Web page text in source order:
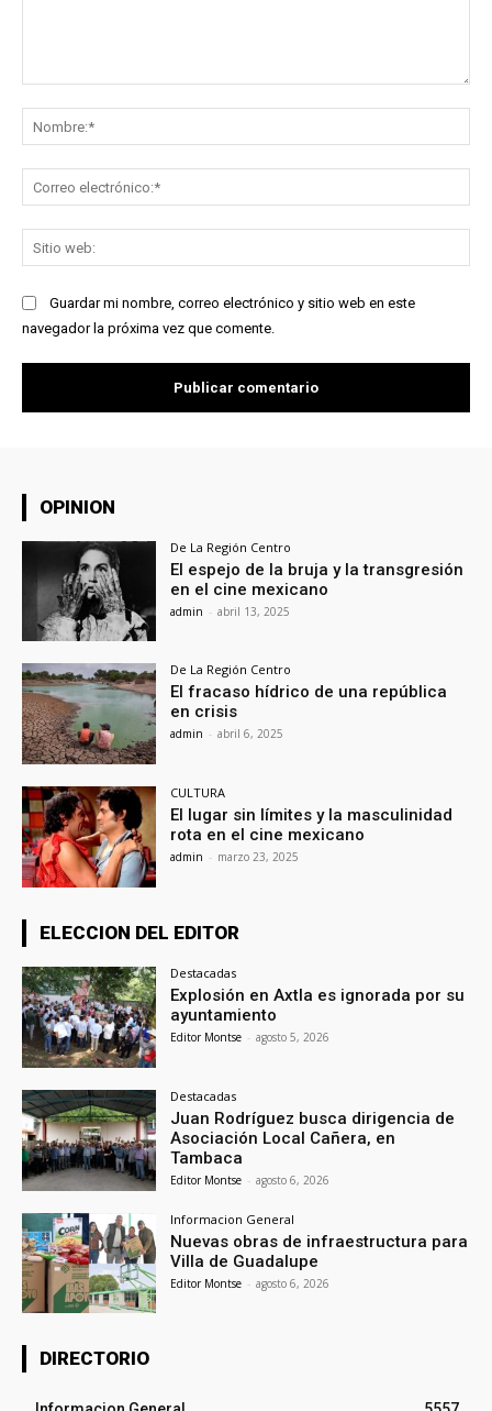
Guardar mi nombre, correo electrónico y sitio web en este
navegador la próxima vez que comente.
OPINION
De La Región Centro
El espejo de la bruja y la transgresión
en el cine mexicano
admin - abril 13, 2025
De La Región Centro
El fracaso hídrico de una república
en crisis
admin - abril 6, 2025
CULTURA
El lugar sin límites y la masculinidad
rota en el cine mexicano
admin - marzo 23, 2025
ELECCION DEL EDITOR
Destacadas
Explosión en Axtla es ignorada por su
ayuntamiento
Editor Montse - agosto 5, 2026
Destacadas
Juan Rodríguez busca dirigencia de
Asociación Local Cañera, en
Tambaca
Editor Montse - agosto 6, 2026
Informacion General
Nuevas obras de infraestructura para
Villa de Guadalupe
Editor Montse - agosto 6, 2026
DIRECTORIO